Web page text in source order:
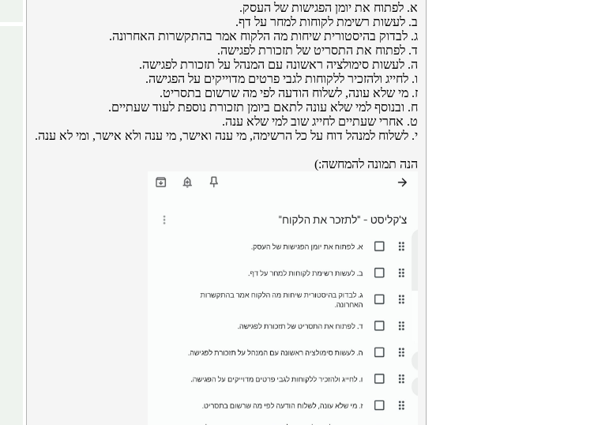
א. לפתוח את יומן הפגישות של העסק.
ב. לעשות רשימת לקוחות למחר על דף.
ג. לבדוק בהיסטורית שיחות מה הלקוח אמר בהתקשרות האחרונה.
ד. לפתוח את התסריט של תזכורת לפגישה.
ה. לעשות סימולציה ראשונה עם המנהל על תזכורת לפגישה.
ו. לחייג ולהזכיר ללקוחות לגבי פרטים מדוייקים על הפגישה.
ז. מי שלא עונה, לשלוח הודעה לפי מה שרשום בתסריט.
ח. ובנוסף למי שלא עונה לתאם ביומן תזכורת נוספת לעוד שעתיים.
ט. אחרי שעתיים לחייג שוב למי שלא ענה.
י. לשלוח למנהל דוח על כל הרשימה, מי ענה ואישר, מי ענה ולא אישר, ומי לא ענה.
הנה תמונה להמחשה:)